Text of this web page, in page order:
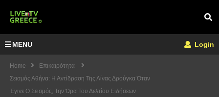
MENU Login
Home
Επικαιρότητα
Σεισμός Αθήνα: Η Αντίδραση Της Λίνας Δρούγκα Όταν
Έγινε Ο Σεισμός, Την Ώρα Του Δελτίου Ειδήσεων